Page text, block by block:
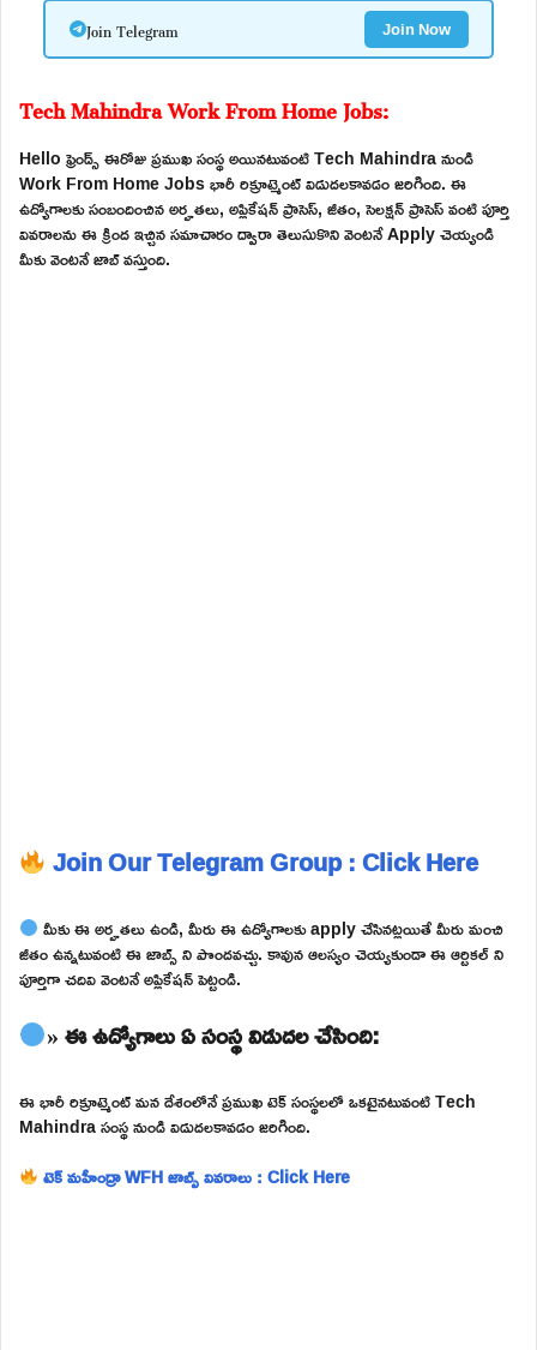
Join Telegram Join Now
Tech Mahindra Work From Home Jobs:
Hello ఫ్రెండ్స్ ఈరోజు ప్రముఖ సంస్థ అయినటువంటి Tech Mahindra నుండి
Work From Home Jobs భారీ రిక్రూట్మెంట్ విడుదలకావడం జరిగింది. ఈ
ఉద్యోగాలకు సంబందించిన అర్హతలు, అప్లికేషన్ ప్రాసెస్, జీతం, సెలక్షన్ ప్రాసెస్ వంటి పూర్తి
వివరాలను ఈ క్రింద ఇచ్చిన సమాచారం ద్వారా తెలుసుకొని వెంటనే Apply చెయ్యండి
మీకు వెంటనే జాబ్ వస్తుంది.
Join Our Telegram Group : Click Here
మీకు ఈ అర్హతలు ఉండి, మీరు ఈ ఉద్యోగాలకు apply చేసినట్లయితే మీరు మంచి
జీతం ఉన్నటువంటి ఈ జాబ్స్ ని పొందవచ్చు. కావున ఆలస్యం చెయ్యకుండా ఈ ఆర్టికల్ ని
పూర్తిగా చదివి వెంటనే అప్లికేషన్ పెట్టండి.
» ఈ ఉద్యోగాలు ఏ సంస్థ విడుదల చేసింది:
ఈ భారీ రిక్రూట్మెంట్ మన దేశంలోనే ప్రముఖ టెక్ సంస్థలలో ఒకటైనటువంటి Tech
Mahindra సంస్థ నుండి విడుదలకావడం జరిగింది.
టెక్ మహీంద్రా WFH జాబ్స్ వివరాలు : Click Here